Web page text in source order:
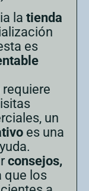
la tienda
es
un
es una
consejos,
que los